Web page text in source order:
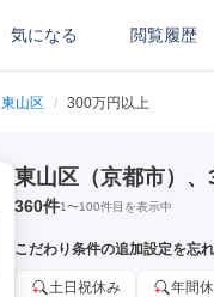
気になる 閲覧履歴
東山区 / 300万円以上
東山区（京都市）
360件1〜100件目を表示中
こだわり条件の追加設定を忘
土日祝休み 年間